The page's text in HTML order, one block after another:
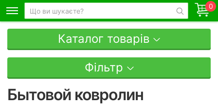
0
Каталог товарів
Фільтр
Бытовой ковролин